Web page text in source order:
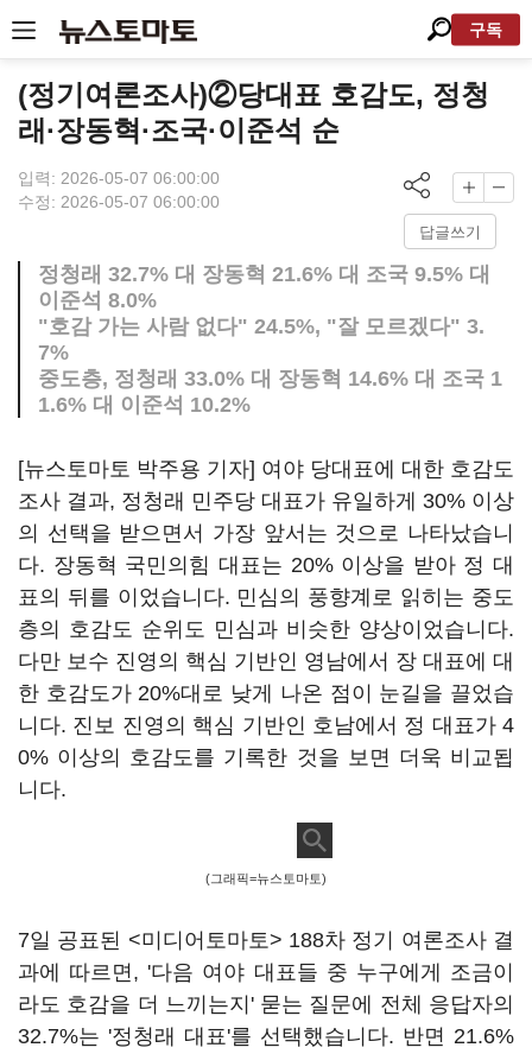
구독
(정기여론조사)②당대표 호감도, 정청
래·장동혁·조국·이준석 순
입력: 2026-05-07 06:00:00
수정: 2026-05-07 06:00:00
답글쓰기
정청래 32.7% 대 장동혁 21.6% 대 조국 9.5% 대
이준석 8.0%
"호감 가는 사람 없다" 24.5%, "잘 모르겠다" 3.
7%
중도층, 정청래 33.0% 대 장동혁 14.6% 대 조국 1
1.6% 대 이준석 10.2%
[뉴스토마토 박주용 기자] 여야 당대표에 대한 호감도
조사 결과, 정청래 민주당 대표가 유일하게 30% 이상
의 선택을 받으면서 가장 앞서는 것으로 나타났습니
다. 장동혁 국민의힘 대표는 20% 이상을 받아 정 대
표의 뒤를 이었습니다. 민심의 풍향계로 읽히는 중도
층의 호감도 순위도 민심과 비슷한 양상이었습니다.
다만 보수 진영의 핵심 기반인 영남에서 장 대표에 대
한 호감도가 20%대로 낮게 나온 점이 눈길을 끌었습
니다. 진보 진영의 핵심 기반인 호남에서 정 대표가 4
0% 이상의 호감도를 기록한 것을 보면 더욱 비교됩
니다.
(그래픽=뉴스토마토)
7일 공표된 <미디어토마토> 188차 정기 여론조사 결
과에 따르면, '다음 여야 대표들 중 누구에게 조금이
라도 호감을 더 느끼는지' 묻는 질문에 전체 응답자의
32.7%는 '정청래 대표'를 선택했습니다. 반면 21.6%